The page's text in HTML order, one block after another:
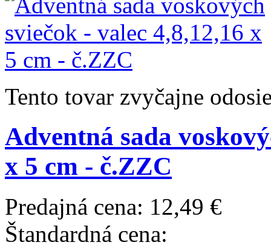
Tento tovar zvyčajne
Adventná sada
x 5 cm - č.ZZC
Predajná cena: 12,49 €
Štandardná cena: